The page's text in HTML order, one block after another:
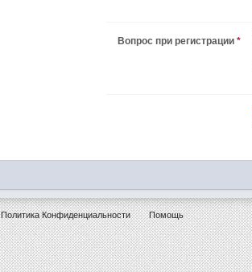
Вопрос при регистрации *
Политика Конфиденциальности Помощь